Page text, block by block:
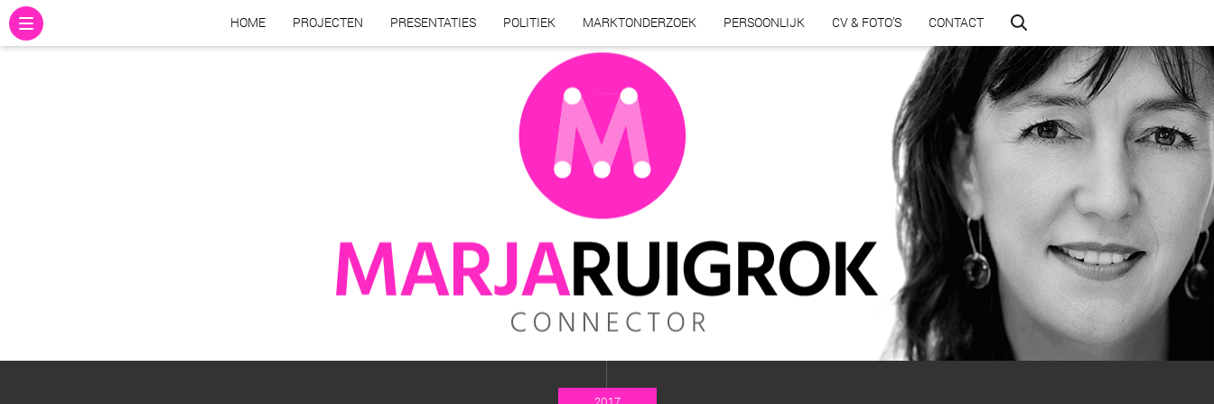
HOME PROJECTEN PRESENTATIES POLITIEK MARKTONDERZOEK PERSOONLIJK CV & FOTO’S CONTACT